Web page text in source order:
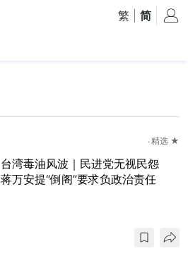
繁 简
精选 ★
台湾毒油风波｜民进党无视民怨
蒋万安提“倒阁”要求负政治责任